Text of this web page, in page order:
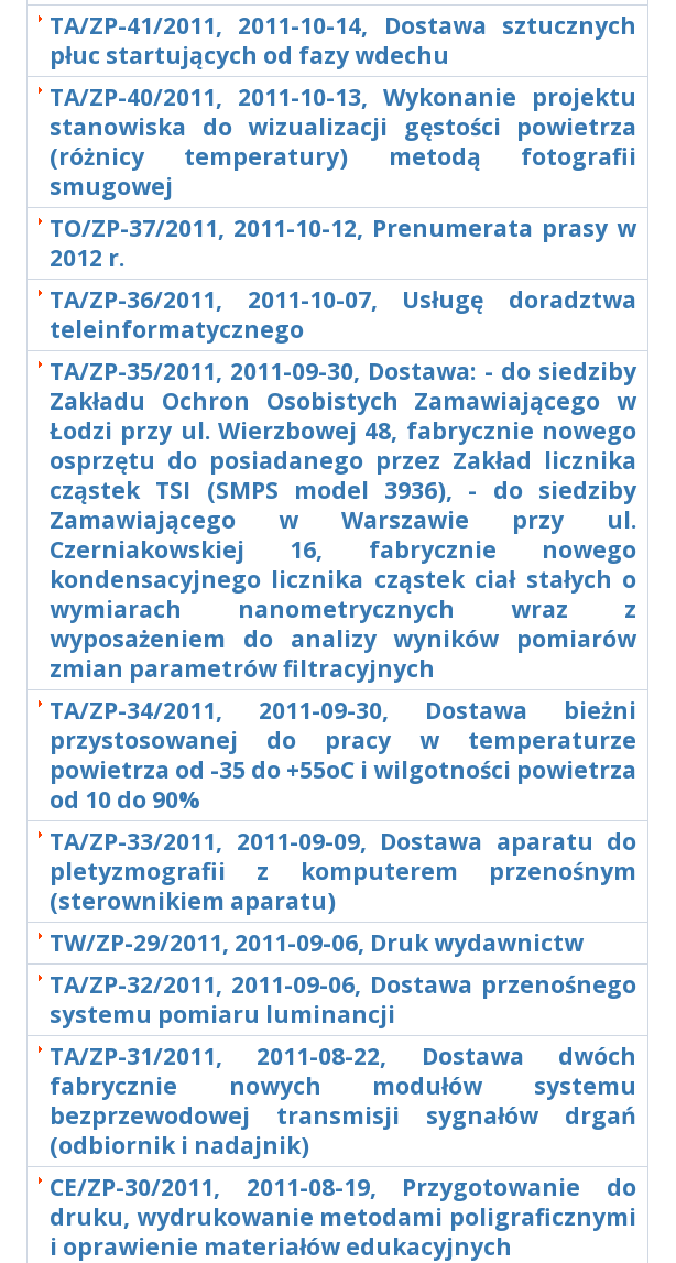
TA/ZP-41/2011, 2011-10-14, Dostawa sztucznych
płuc startujących od fazy wdechu
TA/ZP-40/2011, 2011-10-13, Wykonanie projektu
stanowiska do wizualizacji gęstości powietrza
(różnicy temperatury) metodą fotografii
smugowej
TO/ZP-37/2011, 2011-10-12, Prenumerata prasy w
2012 r.
TA/ZP-36/2011, 2011-10-07, Usługę doradztwa
teleinformatycznego
TA/ZP-35/2011, 2011-09-30, Dostawa: - do siedziby
Zakładu Ochron Osobistych Zamawiającego w
Łodzi przy ul. Wierzbowej 48, fabrycznie nowego
osprzętu do posiadanego przez Zakład licznika
cząstek TSI (SMPS model 3936), - do siedziby
Zamawiającego w Warszawie przy ul.
Czerniakowskiej 16, fabrycznie nowego
kondensacyjnego licznika cząstek ciał stałych o
wymiarach nanometrycznych wraz z
wyposażeniem do analizy wyników pomiarów
zmian parametrów filtracyjnych
TA/ZP-34/2011, 2011-09-30, Dostawa bieżni
przystosowanej do pracy w temperaturze
powietrza od -35 do +55oC i wilgotności powietrza
od 10 do 90%
TA/ZP-33/2011, 2011-09-09, Dostawa aparatu do
pletyzmografii z komputerem przenośnym
(sterownikiem aparatu)
TW/ZP-29/2011, 2011-09-06, Druk wydawnictw
TA/ZP-32/2011, 2011-09-06, Dostawa przenośnego
systemu pomiaru luminancji
TA/ZP-31/2011, 2011-08-22, Dostawa dwóch
fabrycznie nowych modułów systemu
bezprzewodowej transmisji sygnałów drgań
(odbiornik i nadajnik)
CE/ZP-30/2011, 2011-08-19, Przygotowanie do
druku, wydrukowanie metodami poligraficznymi
i oprawienie materiałów edukacyjnych